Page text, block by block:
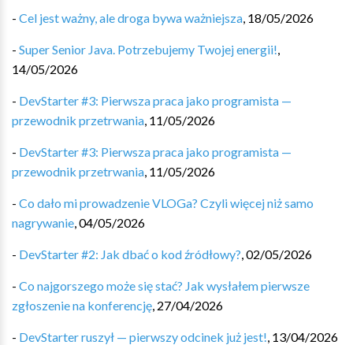
- Cel jest ważny, ale droga bywa ważniejsza, 18/05/2026
- Super Senior Java. Potrzebujemy Twojej energii!,
14/05/2026
- DevStarter #3: Pierwsza praca jako programista —
przewodnik przetrwania, 11/05/2026
- DevStarter #3: Pierwsza praca jako programista —
przewodnik przetrwania, 11/05/2026
- Co dało mi prowadzenie VLOGa? Czyli więcej niż samo
nagrywanie,04/05/2026
- DevStarter #2: Jak dbać o kod źródłowy?,02/05/2026
- Co najgorszego może się stać? Jak wysłałem pierwsze
zgłoszenie na konferencję, 27/04/2026
- DevStarter ruszył — pierwszy odcinek już jest!, 13/04/2026